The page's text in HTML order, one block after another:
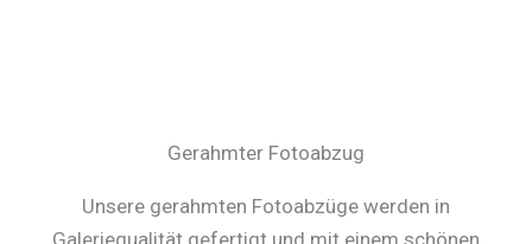
Gerahmter Fotoabzug
Unsere gerahmten Fotoabzüge werden in
Galeriequalität gefertigt und mit einem schönen